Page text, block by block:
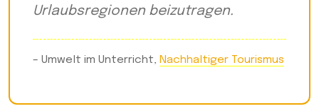
Urlaubsregionen beizutragen.
– Umwelt im Unterricht, Nachhaltiger Tourismus